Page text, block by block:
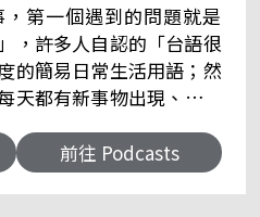
第一個遇到的問題就是
，許多人自認的「台語很
的簡易日常生活用語；然
天都有新事物出現、即使
速趕上，除了專家學者訂
網路上、生活中、媒體內
前往 Podcasts